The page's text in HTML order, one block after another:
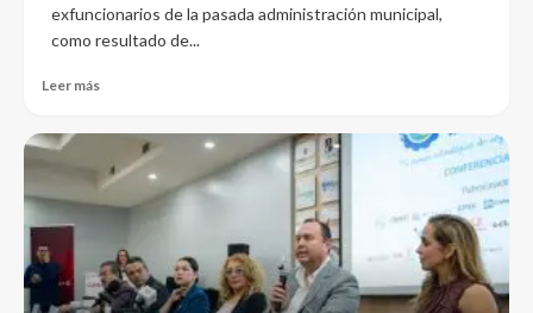
exfuncionarios de la pasada administración municipal,
como resultado de...
Leer más